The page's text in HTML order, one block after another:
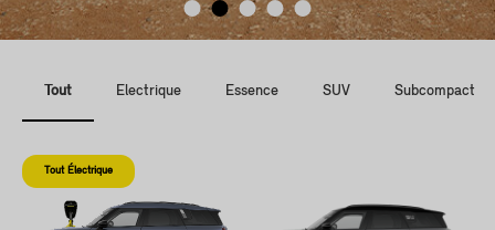
Tout Électrique Essence SUV Subcompact
Tout Électrique